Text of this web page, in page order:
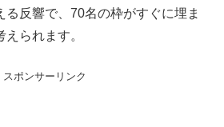
る反響で、70名の枠がすぐに埋ま
られます。
スポンサーリンク